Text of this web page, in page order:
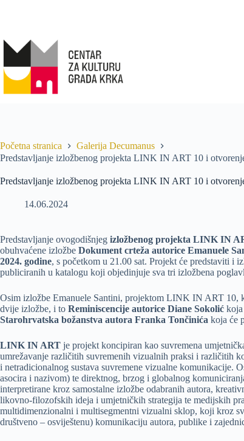
Početna stranica
Galerija Decumanus
Predstavljanje izložbenog projekta LINK IN ART 10 i
Predstavljanje izložbenog projekta LINK IN ART 10 i
14.06.2024
Predstavljanje ovogodišnjeg izložbenog projekta LINK IN
obuhvaćene izložbe Dokument crteža autorice Emanuele
2024. godine, s početkom u 21.00 sat. Projekt će predstaviti i
publiciranih u katalogu koji objedinjuje sva tri izložbena
Osim izložbe Emanuele Santini, projektom LINK IN ART 10,
dvije izložbe, i to Reminiscencije autorice Diane Sokolić
Starohrvatska božanstva autora Franka Tončinića koja će
LINK IN ART je projekt koncipiran kao suvremena
umrežavanje različitih suvremenih vizualnih praksi i različitih
i netradicionalnog sustava suvremene vizualne komunikacije.
asocira i nazivom) te direktnog, brzog i globalnog
interpretirane kroz samostalne izložbe odabranih autora,
likovno-filozofskih ideja i umjetničkih strategija te medijskih
multidimenzionalni i multisegmentni vizualni sklop, koji kroz
društveno – osviještenu) komunikaciju autora, publike i